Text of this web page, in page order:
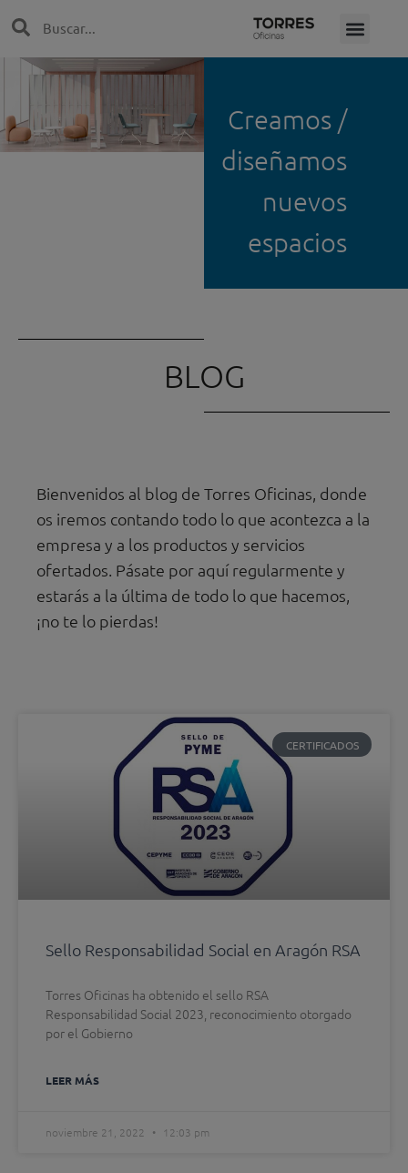
contenido
SearchSearch
Creamos /
diseñamos
nuevos
espacios
BLOG
Bienvenidos al blog de Torres Oficinas, donde
os iremos contando todo lo que acontezca a la
empresa y a los productos y servicios
ofertados. Pásate por aquí regularmente y
estarás a la última de todo lo que hacemos,
¡no te lo pierdas!
CERTIFICADOS
Sello Responsabilidad Social en Aragón RSA
Torres Oficinas ha obtenido el sello RSA
Responsabilidad Social 2023, reconocimiento otorgado
por el Gobierno
LEER MÁS
noviembre 21, 2022 12:03 pm